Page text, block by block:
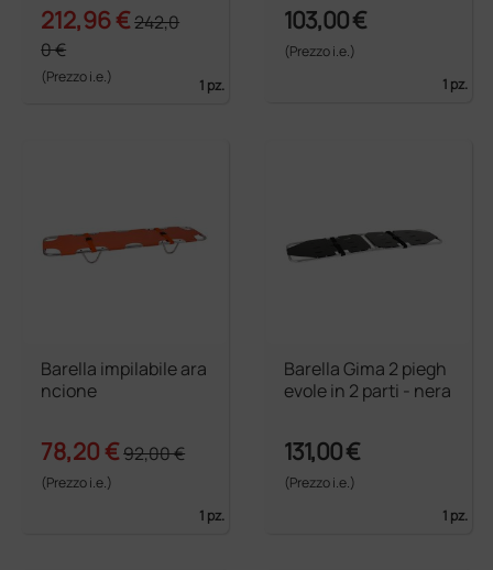
212,96 €242,0
0 €
(Prezzo i.e.) 1 pz.
103,00 €
(Prezzo i.e.)
1 pz.
Barella impilabile ara
ncione
78,20 €92,00 €
(Prezzo i.e.)
1 pz.
Barella Gima 2 piegh
evole in 2 parti - nera
131,00 €
(Prezzo i.e.)
1 pz.